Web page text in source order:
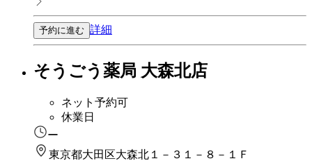
予約に進む 詳細
そうごう薬局 大森北店
ネット予約可
休業日
ー
東京都大田区大森北１－３１－８－１Ｆ